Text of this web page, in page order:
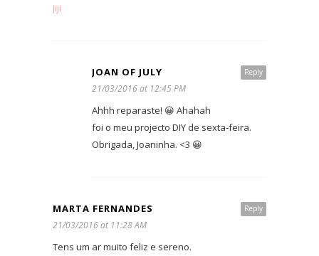
Jiji
Reply
JOAN OF JULY
21/03/2016 at 12:45 PM
Ahhh reparaste! 😀 Ahahah
foi o meu projecto DIY de sexta-feira.
Obrigada, Joaninha. <3 😀
Reply
MARTA FERNANDES
21/03/2016 at 11:28 AM
Tens um ar muito feliz e sereno.